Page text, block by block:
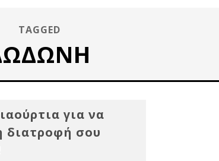
TAGGED
για να
διατροφή σου